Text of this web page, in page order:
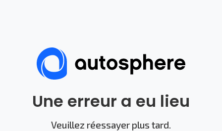
Une erreur a eu lieu
Veuillez réessayer plus tard.